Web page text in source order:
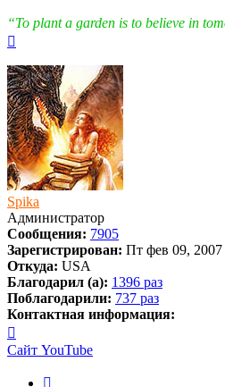
“To plant a garden is to believe in
началу
Spika
Администратор
Сообщения: 7905
Зарегистрирован: Пт фев 09, 2007
Откуда: USA
Благодарил (а): 1396 раз
Поблагодарили: 737 раз
Контактная информация:
информация
пользователя
Spika
Сайт YouTube